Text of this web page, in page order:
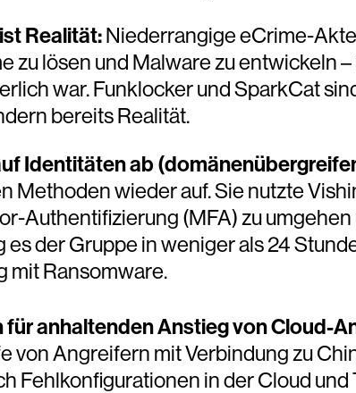
Realität:Niederrangige eCrime-
zu lösen und Malware zu entwickeln
war. Funklocker und SparkCat
bereits Realität.
Identitäten ab
Methoden wieder auf. Sie nutzte
Authentifizierung (MFA) zu
es der Gruppe in weniger als 24
mit Ransomware.
anhaltenden Anstieg von Cloud-
von Angreifern mit Verbindung zu
Fehlkonfigurationen in der Cloud und